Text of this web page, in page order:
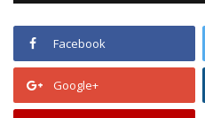
Facebook
Google+